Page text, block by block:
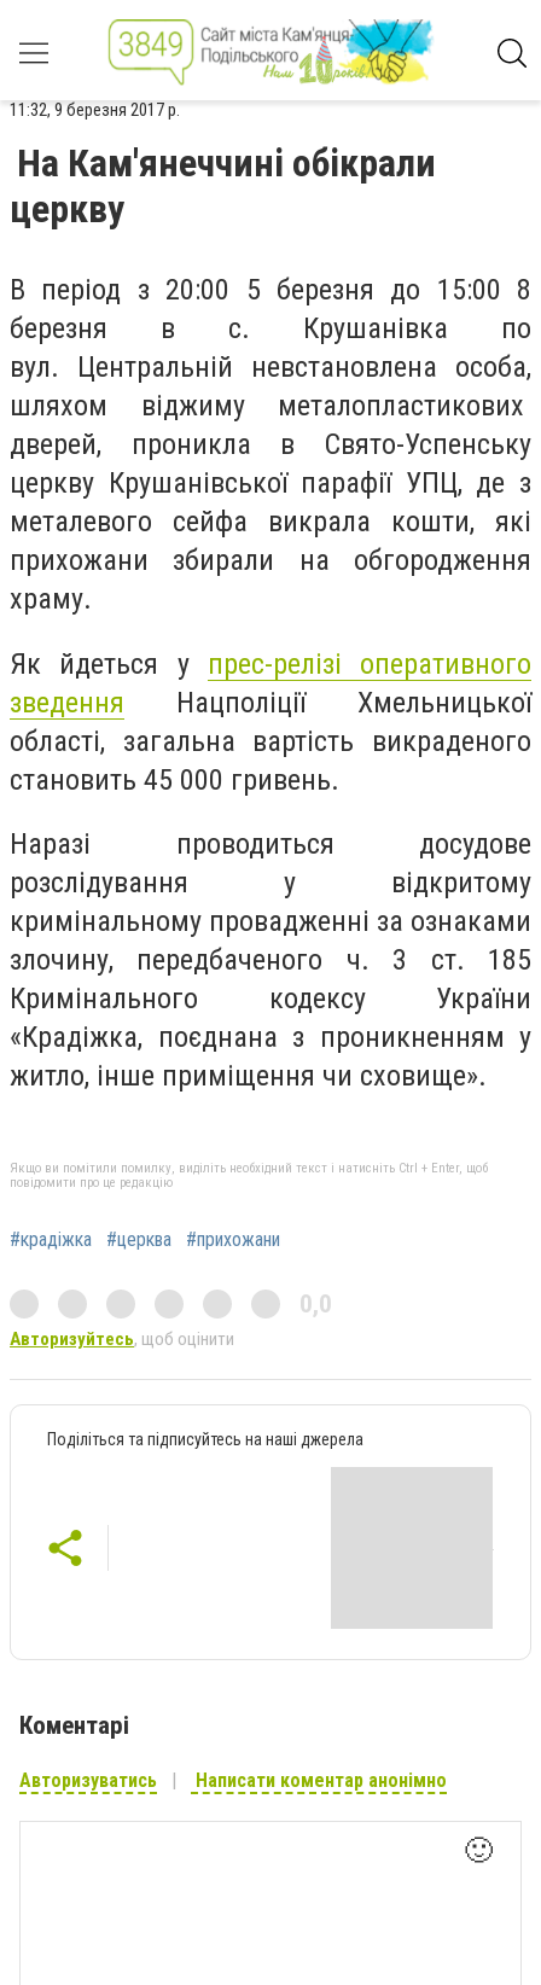
11:32, 9 березня 2017 р.
На Кам'янеччині обікрали
церкву
В період з 20:00 5 березня до 15:00 8
березня в с. Крушанівка по
вул. Центральній невстановлена особа,
шляхом віджиму металопластикових
дверей, проникла в Свято-Успенську
церкву Крушанівської парафії УПЦ, де з
металевого сейфа викрала кошти, які
прихожани збирали на обгородження
храму.
Як йдеться у прес-релізі оперативного
зведення Нацполіції Хмельницької
області, загальна вартість викраденого
становить 45 000 гривень.
Наразі проводиться досудове
розслідування у відкритому
кримінальному провадженні за ознаками
злочину, передбаченого ч. 3 ст. 185
Кримінального кодексу України
«Крадіжка, поєднана з проникненням у
житло, інше приміщення чи сховище».
Якщо ви помітили помилку, виділіть необхідний текст і натисніть Ctrl + Enter, щоб
повідомити про це редакцію
#крадіжка #церква #прихожани
0,0
Авторизуйтесь, щоб оцінити
Поділіться та підписуйтесь на наші джерела
Коментарі
Авторизуватись Написати коментар анонімно
🙂